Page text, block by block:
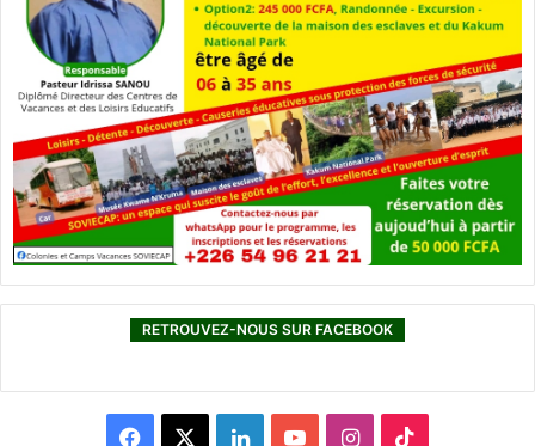
RETROUVEZ-NOUS SUR FACEBOOK
L
I